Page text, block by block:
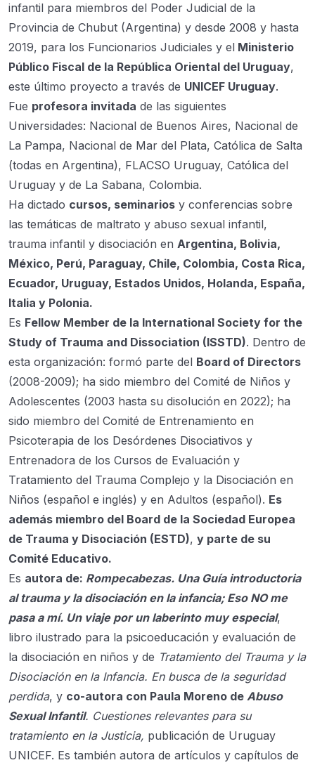
infantil para miembros del Poder Judicial de la
Provincia de Chubut (Argentina) y desde 2008 y hasta
2019, para los Funcionarios Judiciales y el Ministerio
Público Fiscal de la República Oriental del Uruguay,
este último proyecto a través de UNICEF Uruguay.
Fue profesora invitada de las siguientes
Universidades: Nacional de Buenos Aires, Nacional de
La Pampa, Nacional de Mar del Plata, Católica de Salta
(todas en Argentina), FLACSO Uruguay, Católica del
Uruguay y de La Sabana, Colombia.
Ha dictado cursos, seminarios y conferencias sobre
las temáticas de maltrato y abuso sexual infantil,
trauma infantil y disociación en Argentina, Bolivia,
México, Perú, Paraguay, Chile, Colombia, Costa Rica,
Ecuador, Uruguay, Estados Unidos, Holanda, España,
Italia y Polonia.
Es Fellow Member de la International Society for the
Study of Trauma and Dissociation (ISSTD). Dentro de
esta organización: formó parte del Board of Directors
(2008-2009); ha sido miembro del Comité de Niños y
Adolescentes (2003 hasta su disolución en 2022); ha
sido miembro del Comité de Entrenamiento en
Psicoterapia de los Desórdenes Disociativos y
Entrenadora de los Cursos de Evaluación y
Tratamiento del Trauma Complejo y la Disociación en
Niños (español e inglés) y en Adultos (español). Es
además miembro del Board de la Sociedad Europea
de Trauma y Disociación (ESTD), y parte de su
Comité Educativo.
Es autora de: Rompecabezas. Una Guía introductoria
al trauma y la disociación en la infancia; Eso NO me
pasa a mí. Un viaje por un laberinto muy especial,
libro ilustrado para la psicoeducación y evaluación de
la disociación en niños y de Tratamiento del Trauma y la
Disociación en la Infancia. En busca de la seguridad
perdida, y co-autora con Paula Moreno de Abuso
Sexual Infantil. Cuestiones relevantes para su
tratamiento en la Justicia, publicación de Uruguay
UNICEF. Es también autora de artículos y capítulos de